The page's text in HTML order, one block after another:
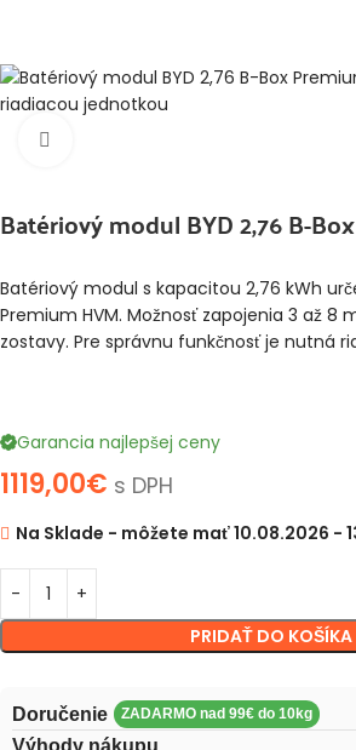
Batériový modul BYD 2,76 B-
Batériový modul s kapacitou 2,76 kWh
Premium HVM. Možnosť zapojenia 3 až 8
zostavy. Pre správnu funkčnosť je nutná
Garancia najlepšej ceny
1119,00€ s DPH
Na Sklade - môžete mať 10.08.2026 -
PRIDAŤ DO KOŠÍKA
Doručenie
Výhody nákupu